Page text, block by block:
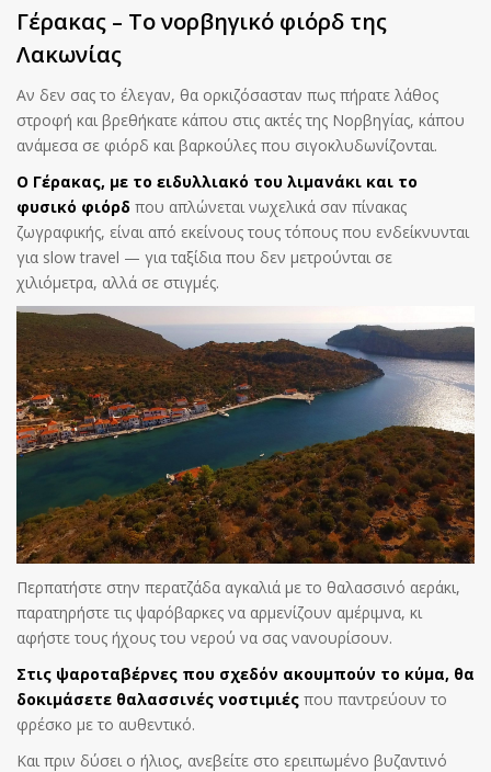
Γέρακας – Το νορβηγικό φιόρδ της
Λακωνίας
Αν δεν σας το έλεγαν, θα ορκιζόσασταν πως πήρατε λάθος
στροφή και βρεθήκατε κάπου στις ακτές της Νορβηγίας, κάπου
ανάμεσα σε φιόρδ και βαρκούλες που σιγοκλυδωνίζονται.
Ο Γέρακας, με το ειδυλλιακό του λιμανάκι και το
φυσικό φιόρδ που απλώνεται νωχελικά σαν πίνακας
ζωγραφικής, είναι από εκείνους τους τόπους που ενδείκνυνται
για slow travel — για ταξίδια που δεν μετρούνται σε
χιλιόμετρα, αλλά σε στιγμές.
Περπατήστε στην περατζάδα αγκαλιά με το θαλασσινό αεράκι,
παρατηρήστε τις ψαρόβαρκες να αρμενίζουν αμέριμνα, κι
αφήστε τους ήχους του νερού να σας νανουρίσουν.
Στις ψαροταβέρνες που σχεδόν ακουμπούν το κύμα, θα
δοκιμάσετε θαλασσινές νοστιμιές που παντρεύουν το
φρέσκο με το αυθεντικό.
Και πριν δύσει ο ήλιος, ανεβείτε στο ερειπωμένο βυζαντινό